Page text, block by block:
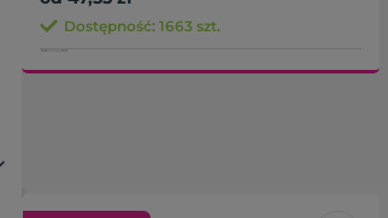
Dostępność: 1663 szt.